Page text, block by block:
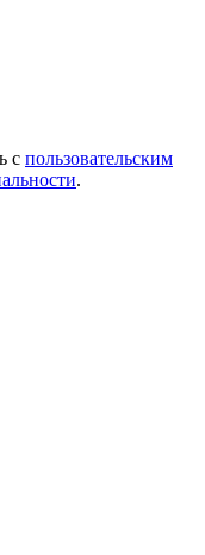
с пользовательским
.